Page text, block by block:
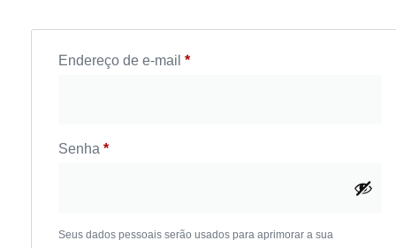
Endereço de e-mail *
Senha *
Seus dados pessoais serão usados para aprimorar a sua